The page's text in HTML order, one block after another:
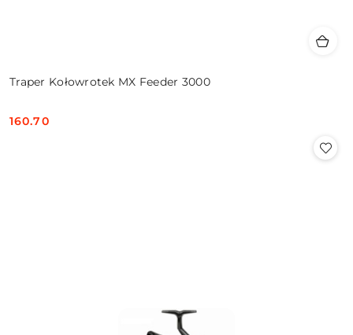
Traper Kołowrotek MX Feeder 3000
Cena:
160.70